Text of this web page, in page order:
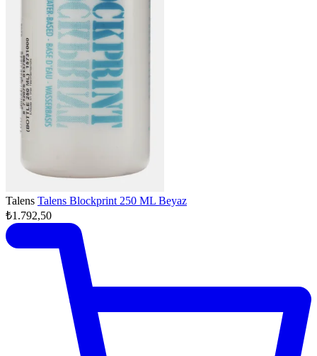
Talens Talens Blockprint 250 ML Beyaz
₺1.792,50